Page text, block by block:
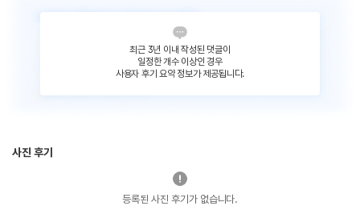
최근 3년 이내 작성된 댓글이
일정한 개수 이상인 경우
사용자 후기 요약 정보가 제공됩니다.
사진 후기
등록된 사진 후기가 없습니다.